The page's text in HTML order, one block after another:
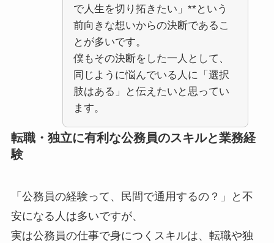
で人生を切り拓きたい」**という
前向きな想いからの決断であるこ
とが多いです。
僕もその決断をした一人として、
同じように悩んでいる人に「選択
肢はある」と伝えたいと思ってい
ます。
転職・独立に有利な公務員のスキルと業務経
験
「公務員の経験って、民間で通用するの？」と不
安になる人は多いですが、
実は公務員の仕事で身につくスキルは、転職や独